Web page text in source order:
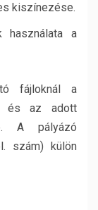
kiszínezése.
használata a
fájloknál a
és az adott
A pályázó
szám) külön